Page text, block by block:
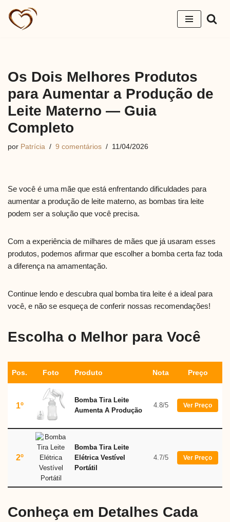
Pular
Os Dois Melhores Produtos
para Aumentar a Produção de
Leite Materno — Guia
Completo
por Patrícia 9 comentários 11/04/2026
Se você é uma mãe que está enfrentando dificuldades para
aumentar a produção de leite materno, as bombas tira leite
podem ser a solução que você precisa.
Com a experiência de milhares de mães que já usaram esses
produtos, podemos afirmar que escolher a bomba certa faz toda
a diferença na amamentação.
Continue lendo e descubra qual bomba tira leite é a ideal para
você, e não se esqueça de conferir nossas recomendações!
Escolha o Melhor para Você
Pos. Foto Produto Nota Preço
1º
Bomba Tira Leite
Aumenta A Produção
4.8/5 Ver Preço
2º
Bomba Tira Leite
Elétrica Vestível
Portátil
4.7/5 Ver Preço
Conheça em Detalhes Cada